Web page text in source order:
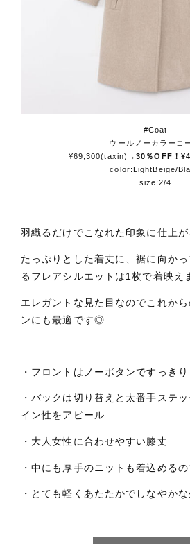
#Coat
ウールノーカラーコ
¥69,300(taxin) →30％OFF！
color:LightBeige/
size:2/4
羽織るだけでこなれた印象に仕上が
たっぷりとした着丈に、裾に向か
るフレアシルエットは1枚で着映え
エレガントな見た目なのでこれか
ンにも最適です◎
・フロントはノーボタンですっきり
・バックは切り替えと太番手ステ
イン性をアピール
・大人女性に合わせやすい膝丈
・中にも厚手のニットも着込める
・とても軽くあたたかでしなやか